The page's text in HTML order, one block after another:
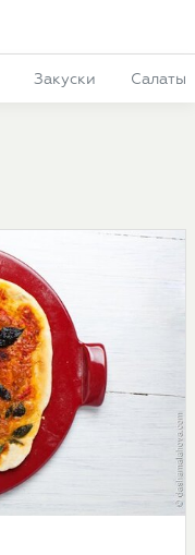
Закуски Салаты